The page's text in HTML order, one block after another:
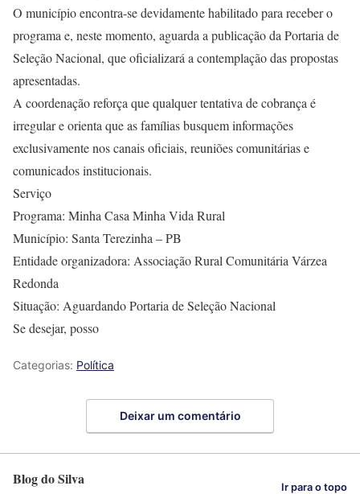
O município encontra-se devidamente habilitado para receber o
programa e, neste momento, aguarda a publicação da Portaria de
Seleção Nacional, que oficializará a contemplação das propostas
apresentadas.
A coordenação reforça que qualquer tentativa de cobrança é
irregular e orienta que as famílias busquem informações
exclusivamente nos canais oficiais, reuniões comunitárias e
comunicados institucionais.
Serviço
Programa: Minha Casa Minha Vida Rural
Município: Santa Terezinha – PB
Entidade organizadora: Associação Rural Comunitária Várzea
Redonda
Situação: Aguardando Portaria de Seleção Nacional
Se desejar, posso
Categorias: Política
Deixar um comentário
Blog do Silva Ir para o topo